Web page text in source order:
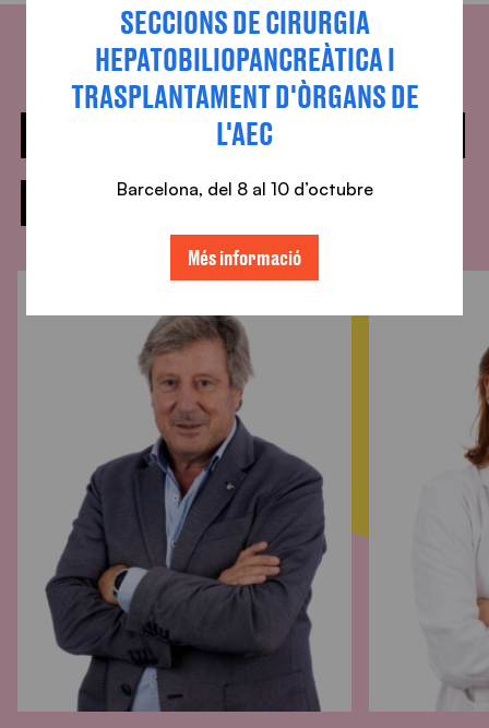
DOCTORS QUE HI HAN
PARTICIPAT
SECCIONS DE CIRURGIA
HEPATOBILIOPANCREÀTICA I
TRASPLANTAMENT D'ÒRGANS DE
L'AEC
Barcelona, ​​del 8 al 10 d’octubre
Més informació